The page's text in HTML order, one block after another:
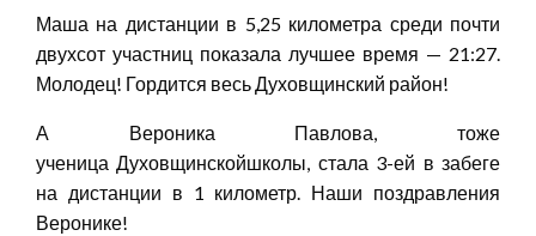
Маша на дистанции в 5,25 километра среди почти
двухсот участниц показала лучшее время — 21:27.
Молодец! Гордится весь Духовщинский район!
А Вероника Павлова, тоже
ученица Духовщинскойшколы, стала 3-ей в забеге
на дистанции в 1 километр. Наши поздравления
Веронике!